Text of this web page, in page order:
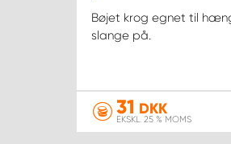
Bøjet krog egnet til
slange på.
31 DKK
EKSKL. 25 % MOMS